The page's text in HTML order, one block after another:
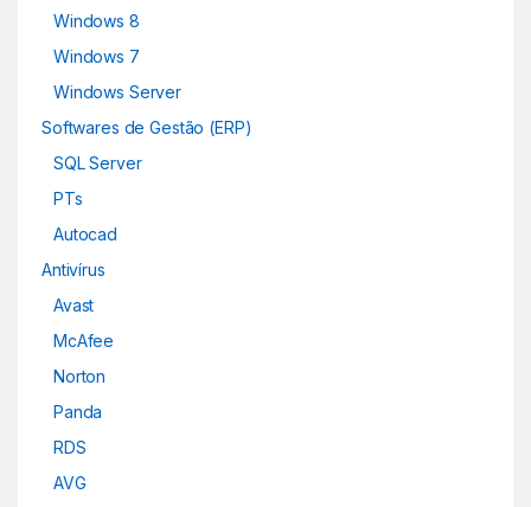
Windows 8
Windows 7
Windows Server
Softwares de Gestão (ERP)
SQL Server
PTs
Autocad
Antivírus
Avast
McAfee
Norton
Panda
RDS
AVG